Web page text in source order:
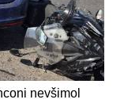
nevšimol